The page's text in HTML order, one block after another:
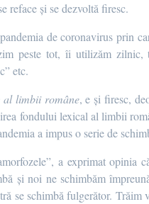
reface și se dezvoltă firesc.
de coronavirus prin
peste tot, îi utilizăm zilnic,
etc.
al limbii române, e și firesc,
fondului lexical al limbii
a impus o serie de
a exprimat opinia
și noi ne schimbăm
se schimbă fulgerător.